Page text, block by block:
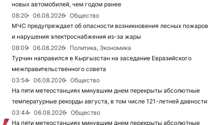
новых автомобилей, чем годом ранее
08:20
06.08.2026
Общество
МЧС предупреждает об опасности возникновения лесных пожаров
и нарушения электроснабжения из-за жары
08:09
06.08.2026
Политика, Экономика
Турчин направился в Кыргызстан на заседание Евразийского
межправительственного совета
03:54
06.08.2026
Общество
На пяти метеостанциях минувшим днем перекрыты абсолютные
температурные рекорды августа, в том числе 121-летней давности
03:44
06.08.2026
Общество
На пяти метеостанциях минувшим днем перекрыты абсолютные